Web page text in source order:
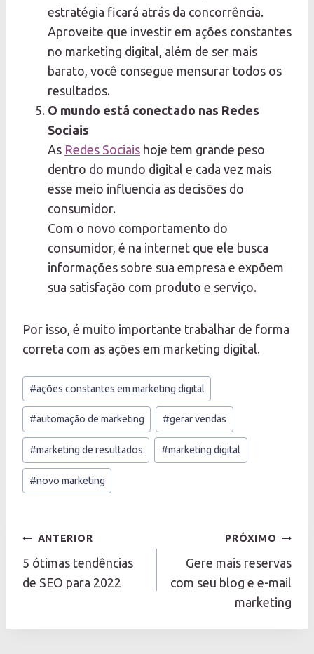
estratégia ficará atrás da concorrência.
Aproveite que investir em ações constantes
no marketing digital, além de ser mais
barato, você consegue mensurar todos os
resultados.
O mundo está conectado nas Redes
Sociais
As Redes Sociais hoje tem grande peso
dentro do mundo digital e cada vez mais
esse meio influencia as decisões do
consumidor.
Com o novo comportamento do
consumidor, é na internet que ele busca
informações sobre sua empresa e expõem
sua satisfação com produto e serviço.
Por isso, é muito importante trabalhar de forma
correta com as ações em marketing digital.
Tags
do
Post:
#ações constantes em marketing digital
#automação de marketing #gerar vendas
#marketing de resultados #marketing digital
#novo marketing
Navegação
de
Post
ANTERIOR
5 ótimas tendências
de SEO para 2022
PRÓXIMO
Gere mais reservas
com seu blog e e-mail
marketing